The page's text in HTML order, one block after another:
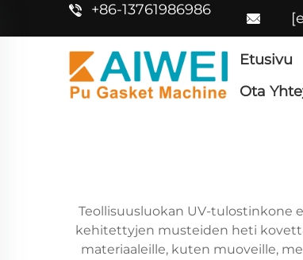
+86-13761986986
Etusivu
Ota
Teollisuusluokan UV-tulostinkone
kehitettyjen musteiden heti
materiaaleille, kuten muoveille,